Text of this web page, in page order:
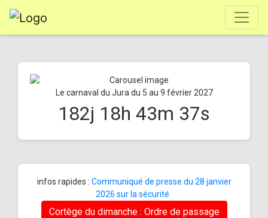
Le carnaval du Jura du 5 au 9 février 2027
182j 18h 43m 37s
infos rapides : Communiqué de presse du 28 janvier
2026 sur la sécurité
Cortège du dimanche : Ordre de passage